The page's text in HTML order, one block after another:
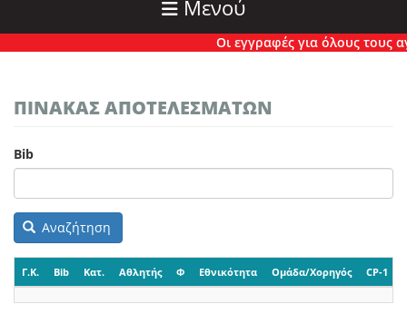
Μενού
Οι εγγραφές για όλους τους
ΠΙΝΑΚΑΣ ΑΠΟΤΕΛΕΣΜΑΤΩΝ
Bib
Αναζήτηση
Γ.Κ. Bib Κατ. Αθλητής Φ Εθνικότητα Ομάδα/Χορηγός CP-1